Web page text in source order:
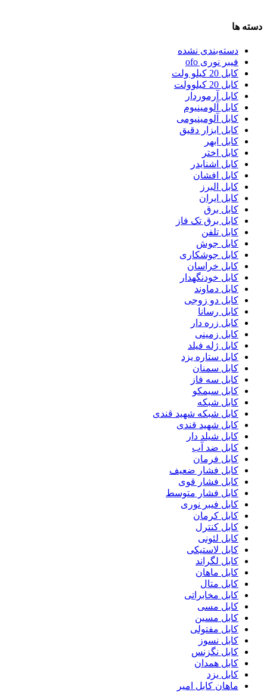
دسته ها
دسته‌بندی نشده
فیبر نوری ofo
کابل 20 کیلو ولت
کابل 20 کیلوولت
کابل آرموردار
کابل آلومینیوم
کابل آلومینیومی
کابل ابزار دقیق
کابل ابهر
کابل اختر
کابل اشنایدر
کابل افشان
کابل البرز
کابل ایران
کابل برق
کابل برق تک فاز
کابل تلفن
کابل جوش
کابل جوشکاری
کابل خراسان
کابل خودنگهدار
کابل دماوند
کابل دو زوجی
کابل رسانا
کابل زره دار
کابل زمینی
کابل ژله فیلد
کابل ستاره یزد
کابل سمنان
کابل سه فاز
کابل سیمکو
کابل شبکه
کابل شبکه شهید قندی
کابل شهید قندی
کابل شیلد دار
کابل ضد آب
کابل فرمان
کابل فشار ضعیف
کابل فشار قوی
کابل فشار متوسط
کابل فیبر نوری
کابل کرمان
کابل کنترل
کابل لئونی
کابل لاستیکی
کابل لگراند
کابل ماهان
کابل متال
کابل مخابراتی
کابل مسی
کابل مسین
کابل مفتولی
کابل نسوز
کابل نگزنس
کابل همدان
کابل یزد
ماهان کابل امیر